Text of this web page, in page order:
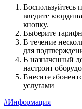
Воспользуйтесь
введите
кнопку.
Выберите
В течение
для
В назначенный
настроит
Внесите
услугами.
#Информация